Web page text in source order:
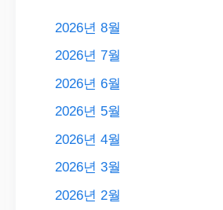
2026년 8월
2026년 7월
2026년 6월
2026년 5월
2026년 4월
2026년 3월
2026년 2월